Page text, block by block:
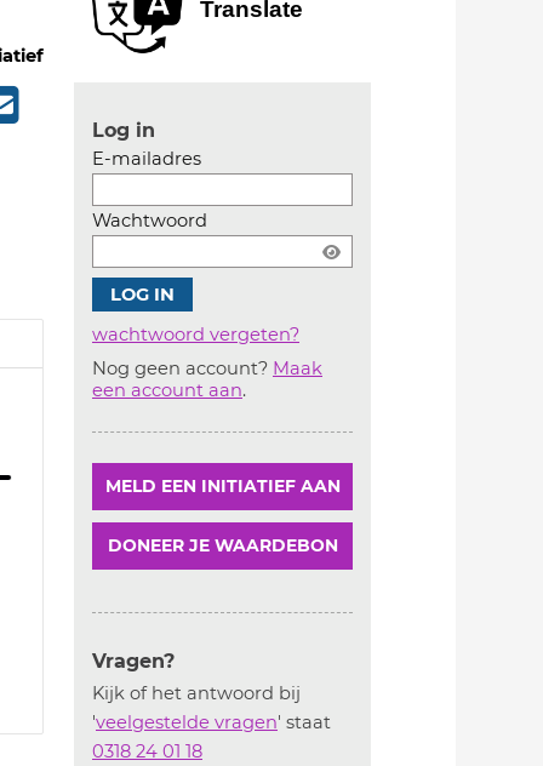
Translate
Log in
E-mailadres
Wachtwoord
wachtwoord vergeten?
Nog geen account? Maak
een account aan.
MELD EEN INITIATIEF AAN
DONEER JE WAARDEBON
Vragen?
Kijk of het antwoord bij
'veelgestelde vragen' staat
0318 24 01 18